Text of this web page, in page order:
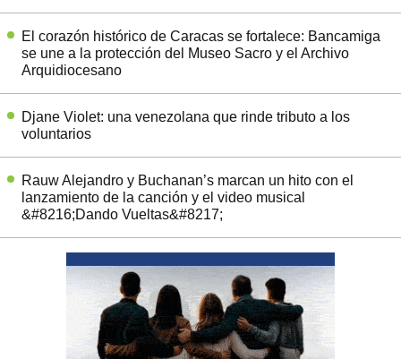
El corazón histórico de Caracas se fortalece: Bancamiga
se une a la protección del Museo Sacro y el Archivo
Arquidiocesano
Djane Violet: una venezolana que rinde tributo a los
voluntarios
Rauw Alejandro y Buchanan’s marcan un hito con el
lanzamiento de la canción y el video musical
&#8216;Dando Vueltas&#8217;